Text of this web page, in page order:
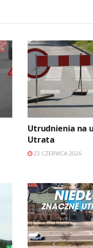
Utrudnienia na
Utrata
23 CZERWCA 2026